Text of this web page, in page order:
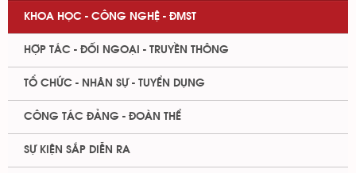
KHOA HỌC - CÔNG NGHỆ - ĐMST
HỢP TÁC - ĐỐI NGOẠI - TRUYỀN THÔNG
TỔ CHỨC - NHÂN SỰ - TUYỂN DỤNG
CÔNG TÁC ĐẢNG - ĐOÀN THỂ
SỰ KIỆN SẮP DIỄN RA